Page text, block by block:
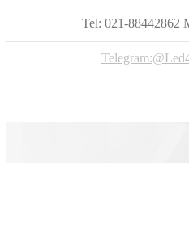
Tel: 021-88442862